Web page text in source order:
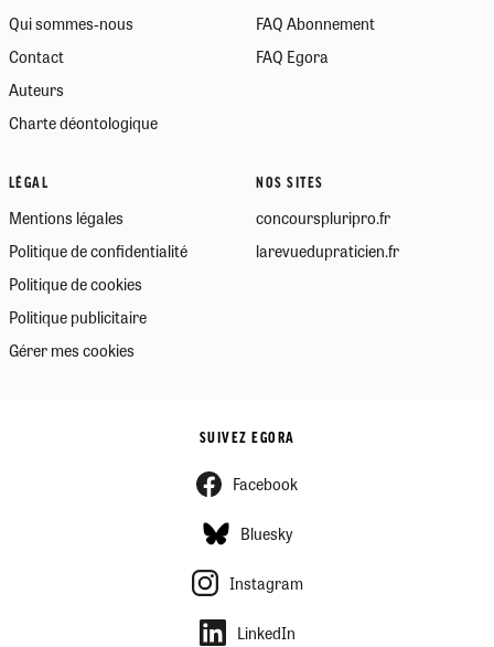
Qui sommes-nous
Contact
Auteurs
Charte déontologique
FAQ Abonnement
FAQ Egora
LÉGAL
Mentions légales
Politique de confidentialité
Politique de cookies
Politique publicitaire
Gérer mes cookies
NOS SITES
concourspluripro.fr
larevuedupraticien.fr
SUIVEZ EGORA
Facebook
Bluesky
Instagram
LinkedIn